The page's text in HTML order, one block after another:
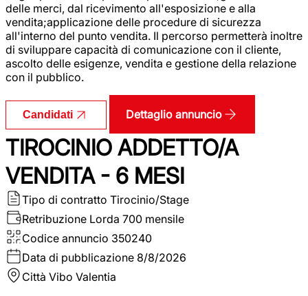
delle merci, dal ricevimento all'esposizione e alla
vendita;applicazione delle procedure di sicurezza
all'interno del punto vendita. Il percorso permetterà inoltre
di sviluppare capacità di comunicazione con il cliente,
ascolto delle esigenze, vendita e gestione della relazione
con il pubblico.
Candidati Dettaglio annuncio
TIROCINIO ADDETTO/A
VENDITA - 6 MESI
Tipo di contratto Tirocinio/Stage
Retribuzione Lorda 700 mensile
Codice annuncio 350240
Data di pubblicazione 8/8/2026
Città Vibo Valentia